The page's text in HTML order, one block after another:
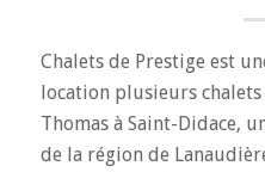
Chalets de Prestige est
location plusieurs
Thomas à Saint-Didace,
de la région de